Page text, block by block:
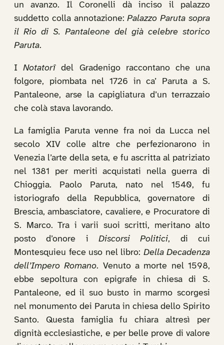
un avanzo. Il Coronelli dà inciso il palazzo
suddetto colla annotazione:Palazzo Paruta sopra
il Rio di S. Pantaleone del già celebre storico
Paruta.
INotatorîdel Gradenigo raccontano che una
folgore, piombata nel 1726 in ca’ Paruta a S.
Pantaleone, arse la capigliatura d’un terrazzaio
che colà stava lavorando.
La famiglia Paruta venne fra noi da Lucca nel
secolo XIV colle altre che perfezionarono in
Venezia l’arte della seta, e fu ascritta al patriziato
nel 1381 per meriti acquistati nella guerra di
Chioggia. Paolo Paruta, nato nel 1540, fu
istoriografo della Repubblica, governatore di
Brescia, ambasciatore, cavaliere, e Procuratore di
S. Marco. Tra i varii suoi scritti, meritano alto
posto d’onore i Discorsi Politici, di cui
Montesquieu fece uso nel libro: Della Decadenza
dell’Impero Romano. Venuto a morte nel 1598,
ebbe sepoltura con epigrafe in chiesa di S.
Pantaleone, ed il suo busto in marmo scorgesi
nel monumento dei Paruta in chiesa dello Spirito
Santo. Questa famiglia fu chiara altresì per
dignità ecclesiastiche, e per belle prove di valore